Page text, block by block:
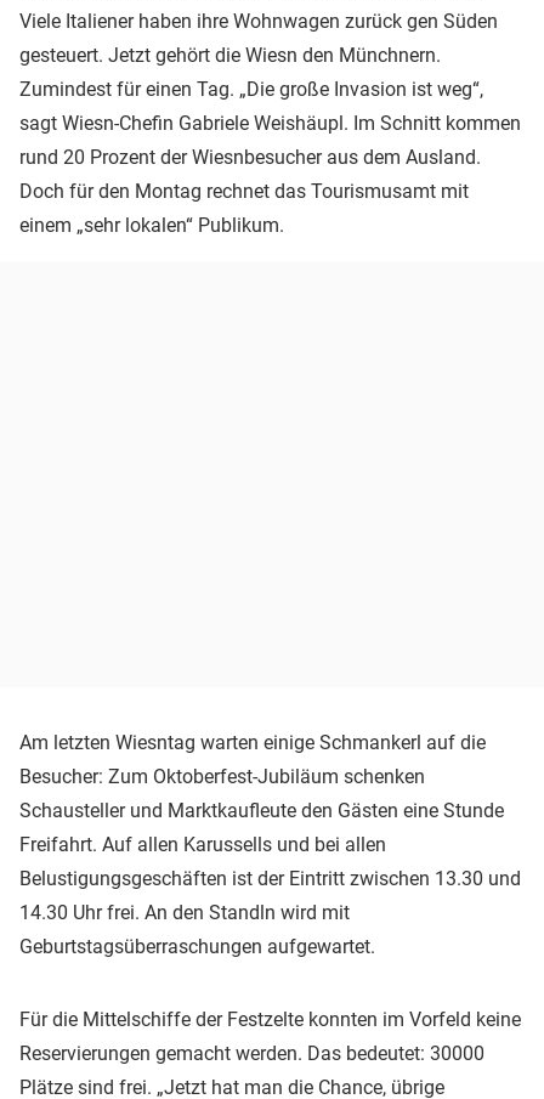
Viele Italiener haben ihre Wohnwagen zurück gen Süden
gesteuert. Jetzt gehört die Wiesn den Münchnern.
Zumindest für einen Tag. „Die große Invasion ist weg“,
sagt Wiesn-Chefin Gabriele Weishäupl. Im Schnitt kommen
rund 20 Prozent der Wiesnbesucher aus dem Ausland.
Doch für den Montag rechnet das Tourismusamt mit
einem „sehr lokalen“ Publikum.
Am letzten Wiesntag warten einige Schmankerl auf die
Besucher: Zum Oktoberfest-Jubiläum schenken
Schausteller und Marktkaufleute den Gästen eine Stunde
Freifahrt. Auf allen Karussells und bei allen
Belustigungsgeschäften ist der Eintritt zwischen 13.30 und
14.30 Uhr frei. An den Standln wird mit
Geburtstagsüberraschungen aufgewartet.
Für die Mittelschiffe der Festzelte konnten im Vorfeld keine
Reservierungen gemacht werden. Das bedeutet: 30000
Plätze sind frei. „Jetzt hat man die Chance, übrige